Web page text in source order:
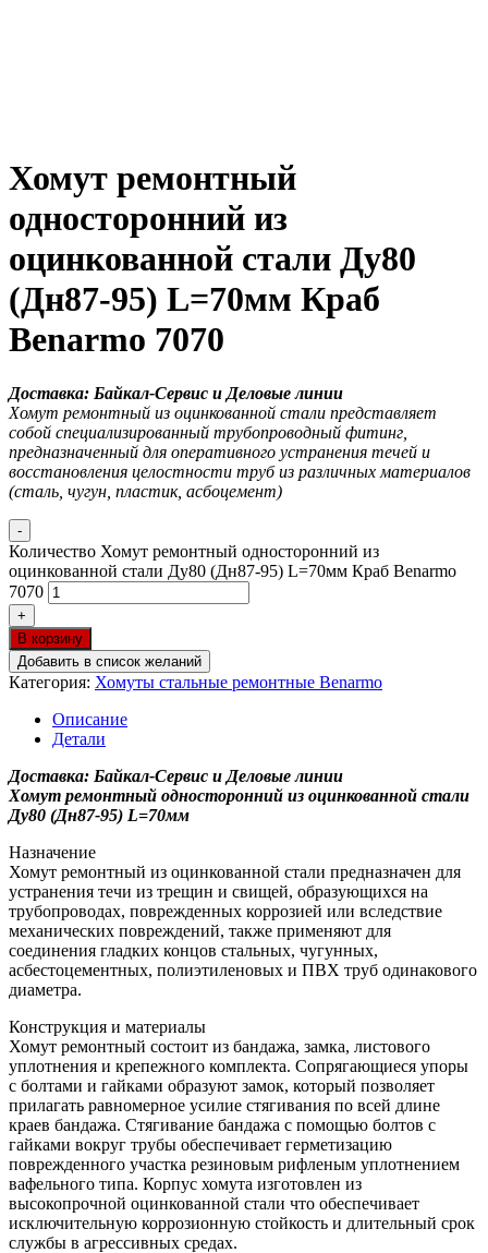
Хомут ремонтный
односторонний из
оцинкованной стали Ду80
(Дн87-95) L=70мм Краб
Benarmo 7070
Доставка: Байкал-Сервис и Деловые линии
Хомут ремонтный из оцинкованной стали представляет
собой специализированный трубопроводный фитинг,
предназначенный для оперативного устранения течей и
восстановления целостности труб из различных материалов
(сталь, чугун, пластик, асбоцемент)
-
Количество Хомут ремонтный односторонний из
оцинкованной стали Ду80 (Дн87-95) L=70мм Краб Benarmo
7070
+
В корзину
Добавить в список желаний
Категория: Хомуты стальные ремонтные Benarmo
Описание
Детали
Доставка: Байкал-Сервис и Деловые линии
Хомут ремонтный односторонний из оцинкованной стали
Ду80 (Дн87-95) L=70мм
Назначение
Хомут ремонтный из оцинкованной стали предназначен для
устранения течи из трещин и свищей, образующихся на
трубопроводах, поврежденных коррозией или вследствие
механических повреждений, также применяют для
соединения гладких концов стальных, чугунных,
асбестоцементных, полиэтиленовых и ПВХ труб одинакового
диаметра.
Конструкция и материалы
Хомут ремонтный состоит из бандажа, замка, листового
уплотнения и крепежного комплекта. Сопрягающиеся упоры
с болтами и гайками образуют замок, который позволяет
прилагать равномерное усилие стягивания по всей длине
краев бандажа. Стягивание бандажа с помощью болтов с
гайками вокруг трубы обеспечивает герметизацию
поврежденного участка резиновым рифленым уплотнением
вафельного типа. Корпус хомута изготовлен из
высокопрочной оцинкованной стали что обеспечивает
исключительную коррозионную стойкость и длительный срок
службы в агрессивных средах.